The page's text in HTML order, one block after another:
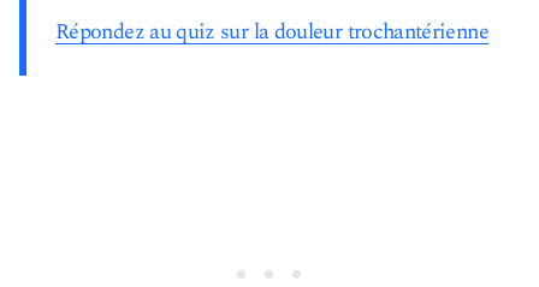
Répondez au quiz sur la douleur trochantérienne